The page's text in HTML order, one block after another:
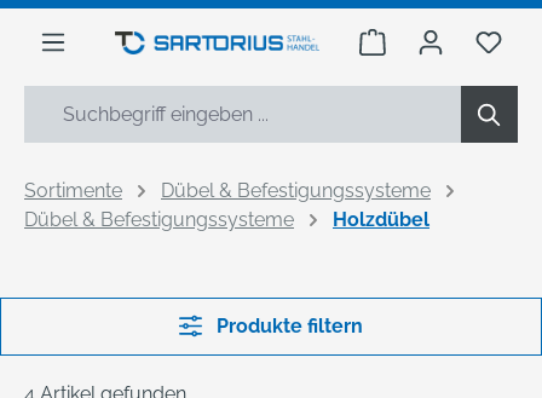
springen
Warenkorb Du
Sortimente
Dübel & Befestigungssysteme
Dübel & Befestigungssysteme
Holzdübel
Produkte filtern